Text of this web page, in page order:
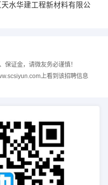
水华建工程新材料有限公
保证金，请微友务必谨慎！
上看到该招聘信息